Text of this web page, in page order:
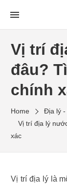
content
Vị trí
đâu?
chính
Home
Địa lý -
Vị trí địa lý
xác
Vị trí địa lý là